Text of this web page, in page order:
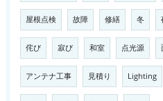
屋根点検 故障 修繕 冬
侘び 寂び 和室 点光源
アンテナ工事 見積り Lighting